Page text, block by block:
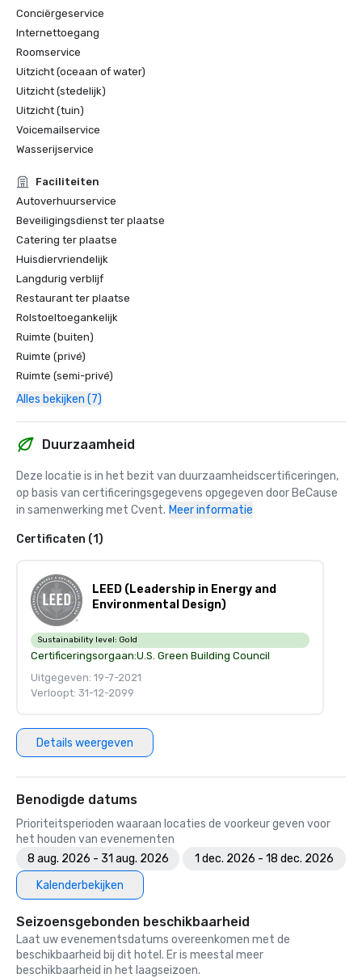
Conciërgeservice
Internettoegang
Roomservice
Uitzicht (oceaan of water)
Uitzicht (stedelijk)
Uitzicht (tuin)
Voicemailservice
Wasserijservice
Faciliteiten
Autoverhuurservice
Beveiligingsdienst ter plaatse
Catering ter plaatse
Huisdiervriendelijk
Langdurig verblijf
Restaurant ter plaatse
Rolstoeltoegankelijk
Ruimte (buiten)
Ruimte (privé)
Ruimte (semi-privé)
Alles bekijken (7)
Duurzaamheid
Deze locatie is in het bezit van duurzaamheidscertificeringen,
op basis van certificeringsgegevens opgegeven door BeCause
in samenwerking met Cvent. Meer informatie
Certificaten (1)
LEED (Leadership in Energy and
Environmental Design)
Sustainability level: Gold
Certificeringsorgaan:U.S. Green Building Council
Uitgegeven: 19-7-2021
Verloopt: 31-12-2099
Details weergeven
Benodigde datums
Prioriteitsperioden waaraan locaties de voorkeur geven voor
het houden van evenementen
8 aug. 2026 - 31 aug. 2026
1 dec. 2026 - 18 dec. 2026
Kalenderbekijken
Seizoensgebonden beschikbaarheid
Laat uw evenementsdatums overeenkomen met de
beschikbaarheid bij dit hotel. Er is meestal meer
beschikbaarheid in het laagseizoen.